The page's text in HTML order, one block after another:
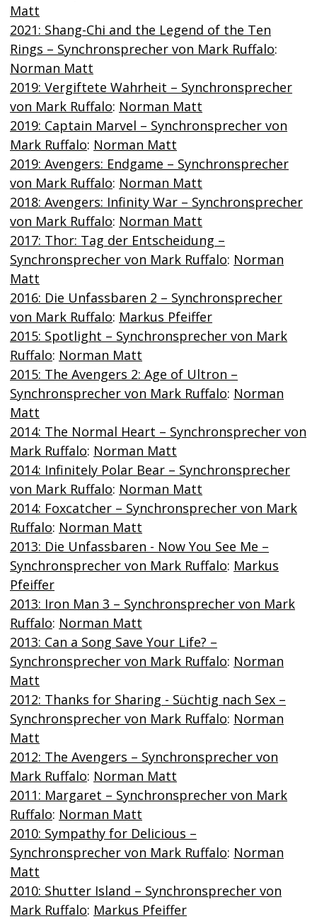
Matt
2021: Shang-Chi and the Legend of the Ten
Rings – Synchronsprecher von Mark Ruffalo:
Norman Matt
2019: Vergiftete Wahrheit – Synchronsprecher
von Mark Ruffalo: Norman Matt
2019: Captain Marvel – Synchronsprecher von
Mark Ruffalo: Norman Matt
2019: Avengers: Endgame – Synchronsprecher
von Mark Ruffalo: Norman Matt
2018: Avengers: Infinity War – Synchronsprecher
von Mark Ruffalo: Norman Matt
2017: Thor: Tag der Entscheidung –
Synchronsprecher von Mark Ruffalo: Norman
Matt
2016: Die Unfassbaren 2 – Synchronsprecher
von Mark Ruffalo: Markus Pfeiffer
2015: Spotlight – Synchronsprecher von Mark
Ruffalo: Norman Matt
2015: The Avengers 2: Age of Ultron –
Synchronsprecher von Mark Ruffalo: Norman
Matt
2014: The Normal Heart – Synchronsprecher von
Mark Ruffalo: Norman Matt
2014: Infinitely Polar Bear – Synchronsprecher
von Mark Ruffalo: Norman Matt
2014: Foxcatcher – Synchronsprecher von Mark
Ruffalo: Norman Matt
2013: Die Unfassbaren - Now You See Me –
Synchronsprecher von Mark Ruffalo: Markus
Pfeiffer
2013: Iron Man 3 – Synchronsprecher von Mark
Ruffalo: Norman Matt
2013: Can a Song Save Your Life? –
Synchronsprecher von Mark Ruffalo: Norman
Matt
2012: Thanks for Sharing - Süchtig nach Sex –
Synchronsprecher von Mark Ruffalo: Norman
Matt
2012: The Avengers – Synchronsprecher von
Mark Ruffalo: Norman Matt
2011: Margaret – Synchronsprecher von Mark
Ruffalo: Norman Matt
2010: Sympathy for Delicious –
Synchronsprecher von Mark Ruffalo: Norman
Matt
2010: Shutter Island – Synchronsprecher von
Mark Ruffalo: Markus Pfeiffer